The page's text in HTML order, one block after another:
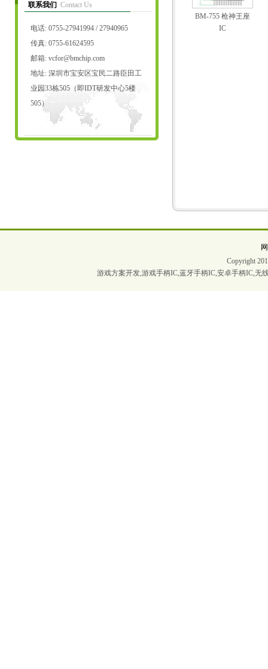
联系我们 Contact Us
电话: 0755-27941994 / 27940965
传真: 0755-61624595
邮箱: vcfor@bmchip.com
地址: 深圳市宝安区宝民二路臣田工
业园33栋505（即IDT研发中心5楼
505）
BM-755 枪神王座
IC
Copyright
游戏方案开发,游戏手柄IC,蓝牙手柄IC,安卓手柄IC,无